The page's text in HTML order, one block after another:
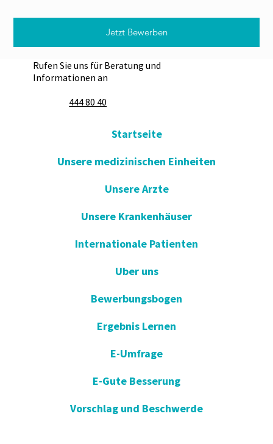
Jetzt Bewerben
Rufen Sie uns für Beratung und
Informationen an
444 80 40
Startseite
Unsere medizinischen Einheiten
Unsere Arzte
Unsere Krankenhäuser
Internationale Patienten
Uber uns
Bewerbungsbogen
Ergebnis Lernen
E-Umfrage
E-Gute Besserung
Vorschlag und Beschwerde